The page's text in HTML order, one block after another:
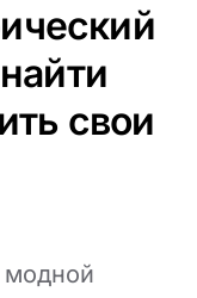
свои
модной